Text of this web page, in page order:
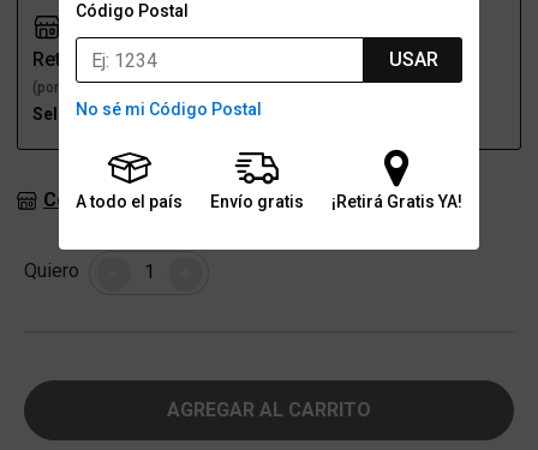
Código Postal
USAR
No sé mi Código Postal
A todo el país Envío gratis ¡Retirá Gratis YA!
Retiro
(por una sucursal)
Seleccioná talle
(a domicilio)
Consultar stock en sucursales
Quiero Cantidad
AGREGAR AL CARRITO